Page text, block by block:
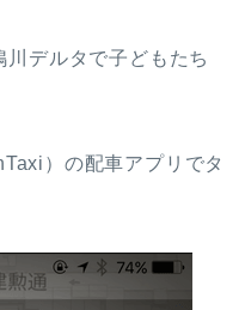
デルタで子どもたち
）の配車アプリでタ